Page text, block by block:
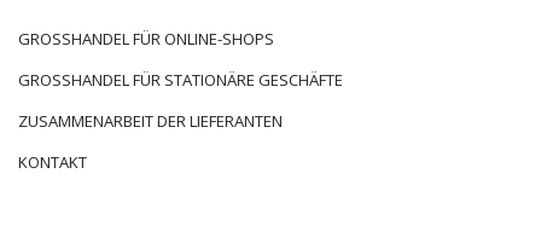
GROSSHANDEL FÜR ONLINE-SHOPS
GROSSHANDEL FÜR STATIONÄRE GESCHÄFTE
ZUSAMMENARBEIT DER LIEFERANTEN
KONTAKT